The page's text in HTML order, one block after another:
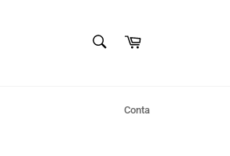
Carrinho
Conta